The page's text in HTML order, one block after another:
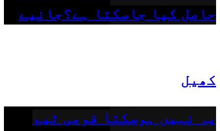
حاصل کیا جاسکتا ہے؟جانیے
کھیل
یہ نہیں ہوسکتا قومی ٹیم